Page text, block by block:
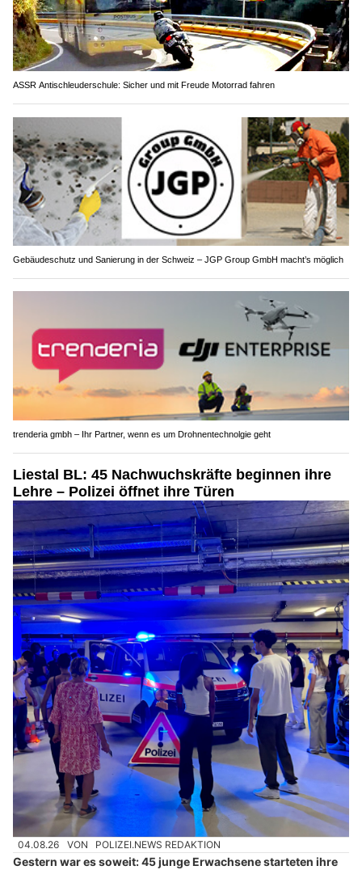
ASSR Antischleuderschule: Sicher und mit Freude Motorrad fahren
Gebäudeschutz und Sanierung in der Schweiz – JGP Group GmbH macht’s möglich
trenderia gmbh – Ihr Partner, wenn es um Drohnentechnolgie geht
Liestal BL: 45 Nachwuchskräfte beginnen ihre
Lehre – Polizei öffnet ihre Türen
04.08.26 VON POLIZEI.NEWS REDAKTION
Gestern war es soweit: 45 junge Erwachsene starteten ihre